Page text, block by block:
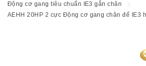
Động cơ gang tiêu chuẩn IE3 gắn chân
AEHH 20HP 2 cực Động cơ gang chân đế IE3